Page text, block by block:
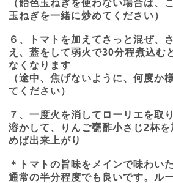
（飴色玉ねぎを使わない場合は、
玉ねぎを一緒に炒めてください）
６、トマトを加えてさっと混ぜ、
え、蓋をして弱火で30分程煮込む
なくなります
（途中、焦げないように、何度か
てください）
７、一度火を消してローリエを取
溶かして、りんご甕酢小さじ2杯を
めば出来上がり
＊トマトの旨味をメインで味わい
通常の半分程度でも良いです。ル